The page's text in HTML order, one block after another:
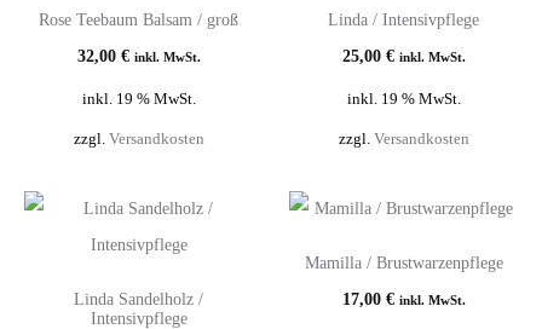
Rose Teebaum Balsam / groß
32,00 € inkl. MwSt.
inkl. 19 % MwSt.
zzgl. Versandkosten
seller
Linda / Intensivpflege
25,00 € inkl. MwSt.
inkl. 19 % MwSt.
zzgl. Versandkosten
Linda Sandelholz /
Intensivpflege
Mamilla / Brustwarzenpflege
17,00 € inkl. MwSt.